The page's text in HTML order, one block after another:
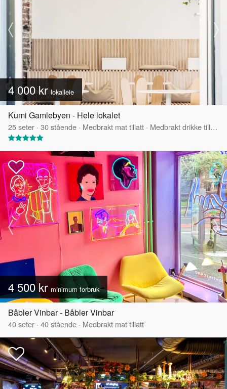
4 000 krlokalleie
Kumi Gamlebyen - Hele lokalet
25seter · 30stående · Medbrakt mat tillatt · Medbrakt drikke tillatt
4 500 kr minimum forbruk
Båbler Vinbar - Båbler Vinbar
40seter · 40stående · Medbrakt mat tillatt